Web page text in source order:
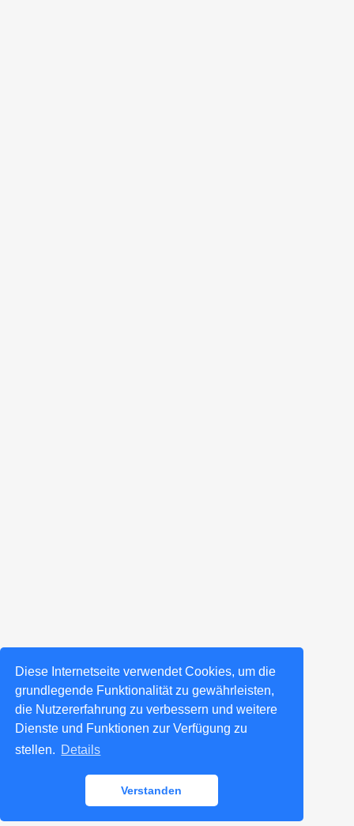
Diese Internetseite verwendet Cookies, um die
grundlegende Funktionalität zu gewährleisten,
die Nutzererfahrung zu verbessern und weitere
Dienste und Funktionen zur Verfügung zu
stellen. Details
Verstanden